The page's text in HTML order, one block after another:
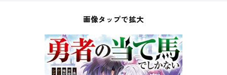
画像タップで拡大